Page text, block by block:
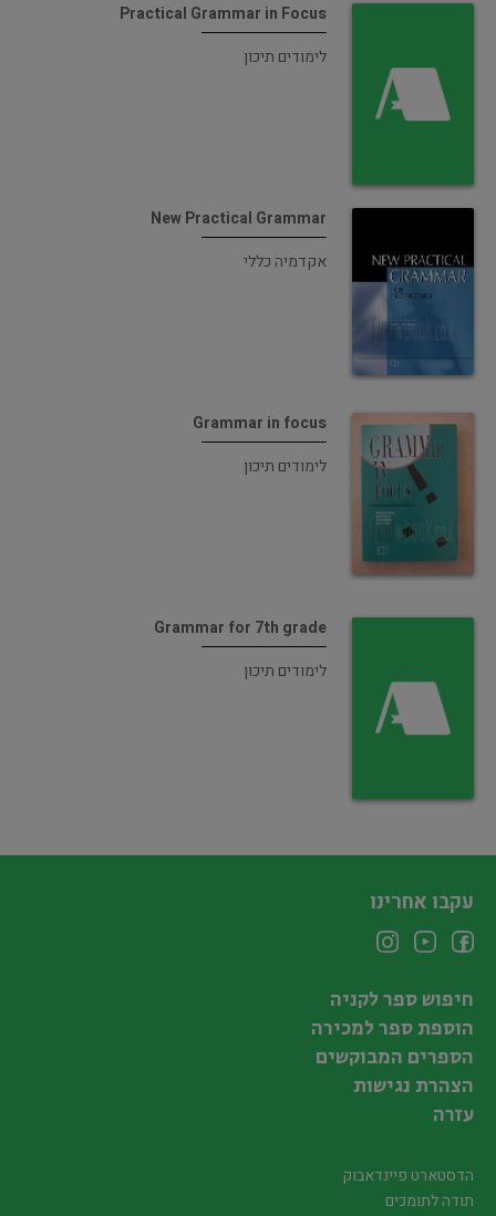
Practical Grammar in Focus
לימודים תיכון
New Practical Grammar
אקדמיה כללי
Grammar in focus
לימודים תיכון
Grammar for 7th grade
לימודים תיכון
עקבו אחרינו
חיפוש ספר לקניה
הוספת ספר למכירה
הספרים המבוקשים
הצהרת נגישות
עזרה
הדסטארט פיינדאבוק
תודה לתומכים